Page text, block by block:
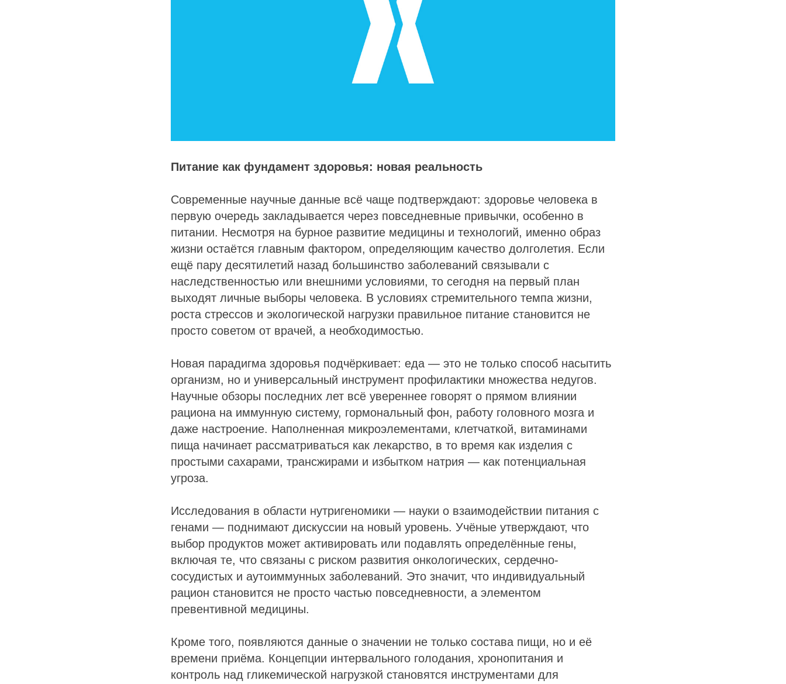
Питание как фундамент здоровья: новая реальность
Современные научные данные всё чаще подтверждают: здоровье человека в
первую очередь закладывается через повседневные привычки, особенно в
питании. Несмотря на бурное развитие медицины и технологий, именно образ
жизни остаётся главным фактором, определяющим качество долголетия. Если
ещё пару десятилетий назад большинство заболеваний связывали с
наследственностью или внешними условиями, то сегодня на первый план
выходят личные выборы человека. В условиях стремительного темпа жизни,
роста стрессов и экологической нагрузки правильное питание становится не
просто советом от врачей, а необходимостью.
Новая парадигма здоровья подчёркивает: еда — это не только способ насытить
организм, но и универсальный инструмент профилактики множества недугов.
Научные обзоры последних лет всё увереннее говорят о прямом влиянии
рациона на иммунную систему, гормональный фон, работу головного мозга и
даже настроение. Наполненная микроэлементами, клетчаткой, витаминами
пища начинает рассматриваться как лекарство, в то время как изделия с
простыми сахарами, трансжирами и избытком натрия — как потенциальная
угроза.
Исследования в области нутригеномики — науки о взаимодействии питания с
генами — поднимают дискуссии на новый уровень. Учёные утверждают, что
выбор продуктов может активировать или подавлять определённые гены,
включая те, что связаны с риском развития онкологических, сердечно-
сосудистых и аутоиммунных заболеваний. Это значит, что индивидуальный
рацион становится не просто частью повседневности, а элементом
превентивной медицины.
Кроме того, появляются данные о значении не только состава пищи, но и её
времени приёма. Концепции интервального голодания, хронопитания и
контроль над гликемической нагрузкой становятся инструментами для